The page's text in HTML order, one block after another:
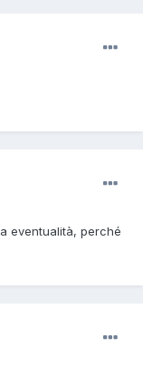
eventualità, perché